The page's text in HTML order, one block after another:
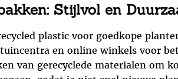
Stijlvol en
plastic voor goedkope
en online winkels voor
van gerecyclede materialen om